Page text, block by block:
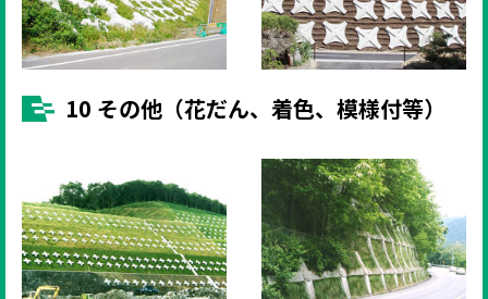
10 その他（花だん、着色、模様付等）